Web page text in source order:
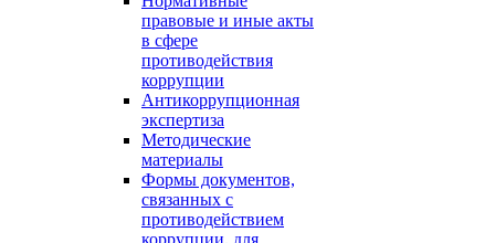
правовые и иные акты
в сфере
противодействия
коррупции
Антикоррупционная
экспертиза
Методические
материалы
Формы документов,
связанных с
противодействием